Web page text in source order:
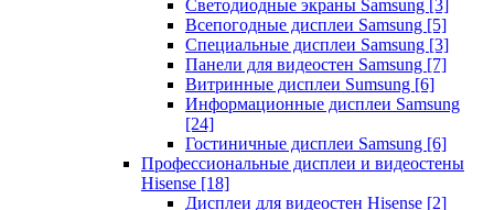
Светодиодные экраны Samsung [3]
Всепогодные дисплеи Samsung [5]
Специальные дисплеи Samsung [3]
Панели для видеостен Samsung [7]
Витринные дисплеи Sumsung [6]
Информационные дисплеи Samsung
[24]
Гостиничные дисплеи Samsung [6]
Профессиональные дисплеи и видеостены
Hisense [18]
Дисплеи для видеостен Hisense [2]